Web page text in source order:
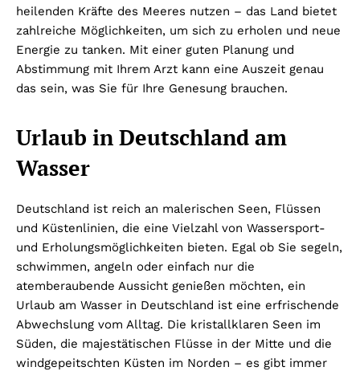
heilenden Kräfte des Meeres nutzen – das Land bietet
zahlreiche Möglichkeiten, um sich zu erholen und neue
Energie zu tanken. Mit einer guten Planung und
Abstimmung mit Ihrem Arzt kann eine Auszeit genau
das sein, was Sie für Ihre Genesung brauchen.
Urlaub in Deutschland am
Wasser
Deutschland ist reich an malerischen Seen, Flüssen
und Küstenlinien, die eine Vielzahl von Wassersport-
und Erholungsmöglichkeiten bieten. Egal ob Sie segeln,
schwimmen, angeln oder einfach nur die
atemberaubende Aussicht genießen möchten, ein
Urlaub am Wasser in Deutschland ist eine erfrischende
Abwechslung vom Alltag. Die kristallklaren Seen im
Süden, die majestätischen Flüsse in der Mitte und die
windgepeitschten Küsten im Norden – es gibt immer